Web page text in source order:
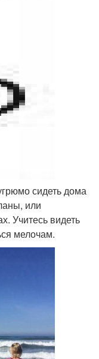
сидеть дома
или
Учитесь видеть
мелочам.